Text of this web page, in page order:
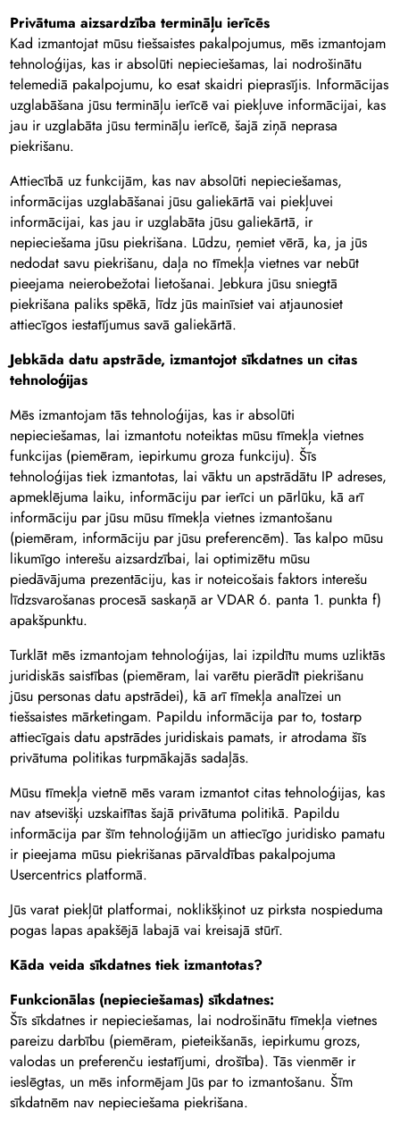
Privātuma aizsardzība termināļu ierīcēs
Kad izmantojat mūsu tiešsaistes pakalpojumus, mēs izmantojam
tehnoloģijas, kas ir absolūti nepieciešamas, lai nodrošinātu
telemediā pakalpojumu, ko esat skaidri pieprasījis. Informācijas
uzglabāšana jūsu termināļu ierīcē vai piekļuve informācijai, kas
jau ir uzglabāta jūsu termināļu ierīcē, šajā ziņā neprasa
piekrišanu.
Attiecībā uz funkcijām, kas nav absolūti nepieciešamas,
informācijas uzglabāšanai jūsu galiekārtā vai piekļuvei
informācijai, kas jau ir uzglabāta jūsu galiekārtā, ir
nepieciešama jūsu piekrišana. Lūdzu, ņemiet vērā, ka, ja jūs
nedodat savu piekrišanu, daļa no tīmekļa vietnes var nebūt
pieejama neierobežotai lietošanai. Jebkura jūsu sniegtā
piekrišana paliks spēkā, līdz jūs mainīsiet vai atjaunosiet
attiecīgos iestatījumus savā galiekārtā.
Jebkāda datu apstrāde, izmantojot sīkdatnes un citas
tehnoloģijas
Mēs izmantojam tās tehnoloģijas, kas ir absolūti
nepieciešamas, lai izmantotu noteiktas mūsu tīmekļa vietnes
funkcijas (piemēram, iepirkumu groza funkciju). Šīs
tehnoloģijas tiek izmantotas, lai vāktu un apstrādātu IP adreses,
apmeklējuma laiku, informāciju par ierīci un pārlūku, kā arī
informāciju par jūsu mūsu tīmekļa vietnes izmantošanu
(piemēram, informāciju par jūsu preferencēm). Tas kalpo mūsu
likumīgo interešu aizsardzībai, lai optimizētu mūsu
piedāvājuma prezentāciju, kas ir noteicošais faktors interešu
līdzsvarošanas procesā saskaņā ar VDAR 6. panta 1. punkta f)
apakšpunktu.
Turklāt mēs izmantojam tehnoloģijas, lai izpildītu mums uzliktās
juridiskās saistības (piemēram, lai varētu pierādīt piekrišanu
jūsu personas datu apstrādei), kā arī tīmekļa analīzei un
tiešsaistes mārketingam. Papildu informācija par to, tostarp
attiecīgais datu apstrādes juridiskais pamats, ir atrodama šīs
privātuma politikas turpmākajās sadaļās.
Mūsu tīmekļa vietnē mēs varam izmantot citas tehnoloģijas, kas
nav atsevišķi uzskaitītas šajā privātuma politikā. Papildu
informācija par šīm tehnoloģijām un attiecīgo juridisko pamatu
ir pieejama mūsu piekrišanas pārvaldības pakalpojuma
Usercentrics platformā.
Jūs varat piekļūt platformai, noklikšķinot uz pirksta nospieduma
pogas lapas apakšējā labajā vai kreisajā stūrī.
Kāda veida sīkdatnes tiek izmantotas?
Funkcionālas (nepieciešamas) sīkdatnes:
Šīs sīkdatnes ir nepieciešamas, lai nodrošinātu tīmekļa vietnes
pareizu darbību (piemēram, pieteikšanās, iepirkumu grozs,
valodas un preferenču iestatījumi, drošība). Tās vienmēr ir
ieslēgtas, un mēs informējam Jūs par to izmantošanu. Šīm
sīkdatnēm nav nepieciešama piekrišana.